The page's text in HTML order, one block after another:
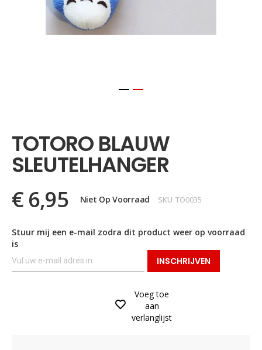
begin
van
de
afbeeldingen-
TOTORO BLAUW
SLEUTELHANGER
€ 6,95 Niet Op Voorraad SKU TO0035
Stuur mij een e-mail zodra dit product weer op voorraad
is
INSCHRIJVEN
Voeg toe
aan
verlanglijst